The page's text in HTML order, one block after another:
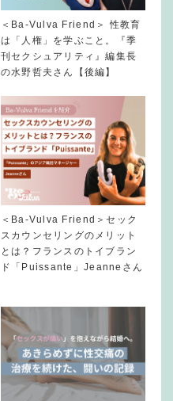
＜Ba-Vulva Friend＞ 性教育
は「人権」を学ぶこと。『季
刊セクシュアリティ』編集長
の水野哲夫さん【後編】
＜Ba-Vulva Friend＞セック
スカウンセリングのメリット
とは？フランスのトイブラン
ド「Puissante」Jeanneさん